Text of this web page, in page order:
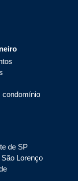
condomínio
de SP
Lorenço